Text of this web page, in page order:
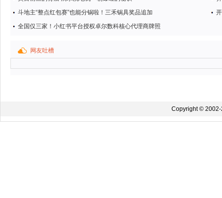
斗地主“整点红包赛”也能分锅啦！三禾锅具奖品追加
全国仅三家！小红书平台授权卓尔数科核心代理商牌照
网友吐槽
Copyright ©